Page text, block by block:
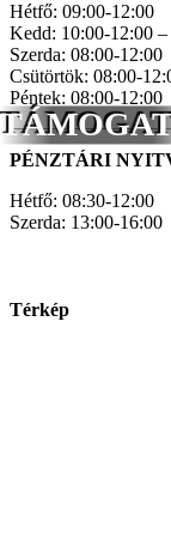
Hétfő: 09:00-12:00
Kedd: 10:00-12:00
Szerda: 08:00-12:00
Csütörtök: 08:00-
Péntek: 08:00-12:00
PÉNZTÁRI
Hétfő: 08:30-12:00
Szerda: 13:00-16:00
Térkép